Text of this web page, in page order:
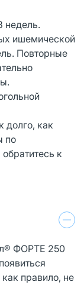
недель.
ишемической
Повторные
долго, как
по
к
ФОРТЕ 250
правило, не